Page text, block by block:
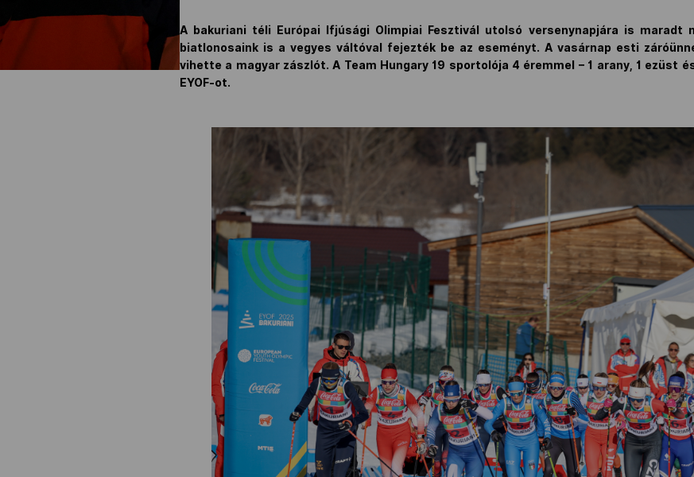
A bakuriani téli Európai Ifjúsági Olimpiai Fesztivál utolsó versenynapjára is maradt
biatlonosaink is a vegyes váltóval fejezték be az eseményt. A vasárnap esti
vihette a magyar zászlót. A Team Hungary 19 sportolója 4 éremmel – 1 arany, 1 ezüst
EYOF-ot.